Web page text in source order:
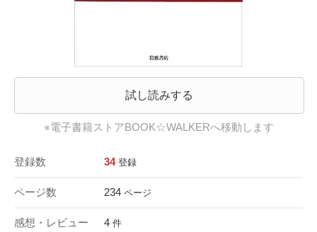
試し読みする
※電子書籍ストアBOOK☆WALKERへ移動します
登録数 34 登録
ページ数 234 ページ
感想・レビュー 4 件